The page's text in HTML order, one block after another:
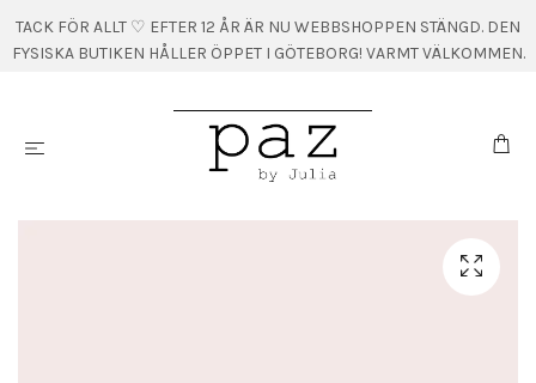
TACK FÖR ALLT ♡ EFTER 12 ÅR ÄR NU WEBBSHOPPEN STÄNGD. DEN
FYSISKA BUTIKEN HÅLLER ÖPPET I GÖTEBORG! VARMT VÄLKOMMEN.